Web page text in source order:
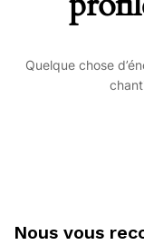
Quelque chose
Nous vous